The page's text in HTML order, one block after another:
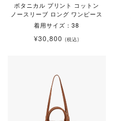
ボタニカル プリント コットン
ノースリーブ ロング ワンピース
着用サイズ：38
¥30,800 (税込)